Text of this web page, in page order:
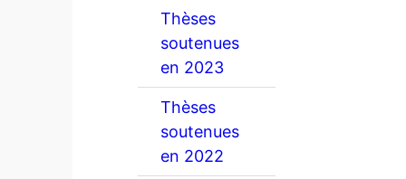
Thèses
soutenues
en 2023
Thèses
soutenues
en 2022